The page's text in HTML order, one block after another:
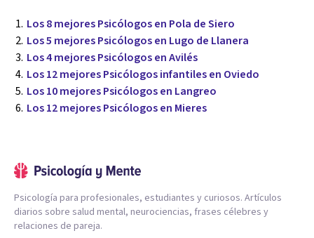
Los 8 mejores Psicólogos en Pola de Siero
Los 5 mejores Psicólogos en Lugo de Llanera
Los 4 mejores Psicólogos en Avilés
Los 12 mejores Psicólogos infantiles en Oviedo
Los 10 mejores Psicólogos en Langreo
Los 12 mejores Psicólogos en Mieres
Psicología para profesionales, estudiantes y curiosos. Artículos
diarios sobre salud mental, neurociencias, frases célebres y
relaciones de pareja.